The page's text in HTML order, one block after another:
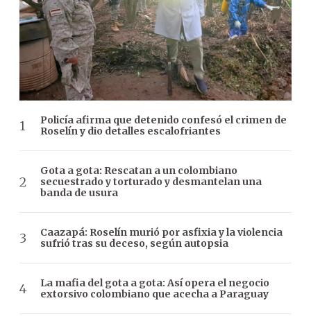
Policía afirma que detenido confesó el crimen de
Roselín y dio detalles escalofriantes
Gota a gota: Rescatan a un colombiano
secuestrado y torturado y desmantelan una
banda de usura
Caazapá: Roselín murió por asfixia y la violencia
sufrió tras su deceso, según autopsia
La mafia del gota a gota: Así opera el negocio
extorsivo colombiano que acecha a Paraguay